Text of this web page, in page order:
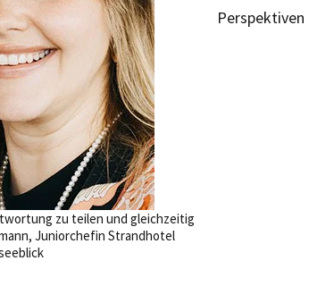
zu teilen und gleichzeitig
Juniorchefin Strandhotel